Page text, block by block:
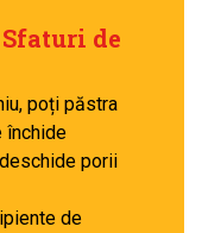
de
poți păstra
închide
porii
de